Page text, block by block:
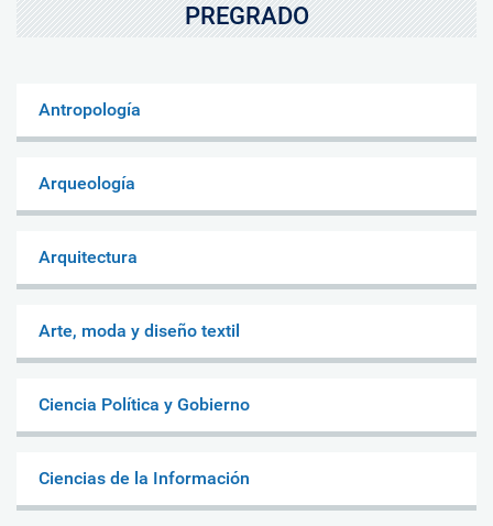
PREGRADO
Antropología
Arqueología
Arquitectura
Arte, moda y diseño textil
Ciencia Política y Gobierno
Ciencias de la Información